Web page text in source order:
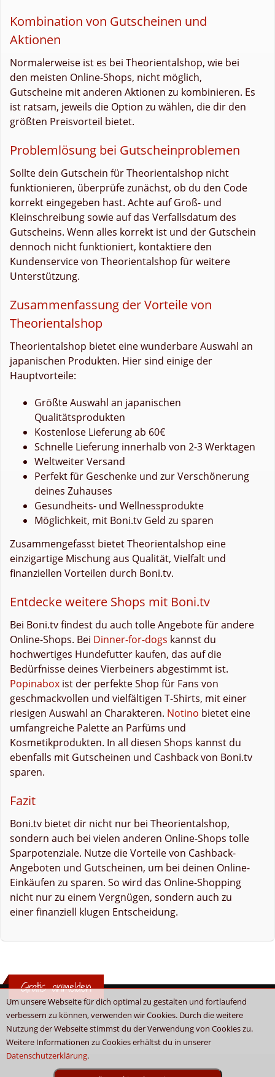
Um unsere Webseite für dich optimal zu gestalten und fortlaufend
verbessern zu können, verwenden wir Cookies. Durch die weitere
Nutzung der Webseite stimmst du der Verwendung von Cookies zu.
Weitere Informationen zu Cookies erhältst du in unserer
Datenschutzerklärung.
Kombination von Gutscheinen und
Aktionen
Normalerweise ist es bei Theorientalshop, wie bei
den meisten Online-Shops, nicht möglich,
Gutscheine mit anderen Aktionen zu kombinieren. Es
ist ratsam, jeweils die Option zu wählen, die dir den
größten Preisvorteil bietet.
Problemlösung bei Gutscheinproblemen
Sollte dein Gutschein für Theorientalshop nicht
funktionieren, überprüfe zunächst, ob du den Code
korrekt eingegeben hast. Achte auf Groß- und
Kleinschreibung sowie auf das Verfallsdatum des
Gutscheins. Wenn alles korrekt ist und der Gutschein
dennoch nicht funktioniert, kontaktiere den
Kundenservice von Theorientalshop für weitere
Unterstützung.
Zusammenfassung der Vorteile von
Theorientalshop
Theorientalshop bietet eine wunderbare Auswahl an
japanischen Produkten. Hier sind einige der
Hauptvorteile:
Größte Auswahl an japanischen
Qualitätsprodukten
Kostenlose Lieferung ab 60€
Schnelle Lieferung innerhalb von 2-3 Werktagen
Weltweiter Versand
Perfekt für Geschenke und zur Verschönerung
deines Zuhauses
Gesundheits- und Wellnessprodukte
Möglichkeit, mit Boni.tv Geld zu sparen
Zusammengefasst bietet Theorientalshop eine
einzigartige Mischung aus Qualität, Vielfalt und
finanziellen Vorteilen durch Boni.tv.
Entdecke weitere Shops mit Boni.tv
Bei Boni.tv findest du auch tolle Angebote für andere
Online-Shops. Bei Dinner-for-dogs kannst du
hochwertiges Hundefutter kaufen, das auf die
Bedürfnisse deines Vierbeiners abgestimmt ist.
Popinabox ist der perfekte Shop für Fans von
geschmackvollen und vielfältigen T-Shirts, mit einer
riesigen Auswahl an Charakteren. Notino bietet eine
umfangreiche Palette an Parfüms und
Kosmetikprodukten. In all diesen Shops kannst du
ebenfalls mit Gutscheinen und Cashback von Boni.tv
sparen.
Fazit
Boni.tv bietet dir nicht nur bei Theorientalshop,
sondern auch bei vielen anderen Online-Shops tolle
Sparpotenziale. Nutze die Vorteile von Cashback-
Angeboten und Gutscheinen, um bei deinen Online-
Einkäufen zu sparen. So wird das Online-Shopping
nicht nur zu einem Vergnügen, sondern auch zu
einer finanziell klugen Entscheidung.
Gratis anmelden